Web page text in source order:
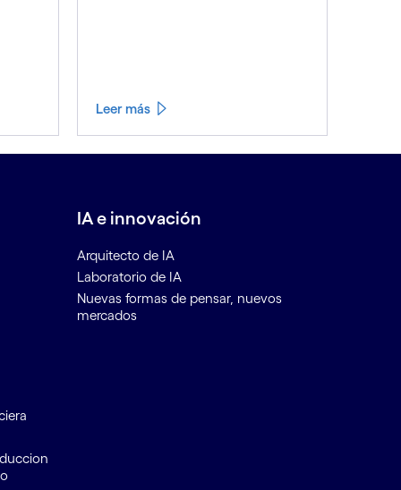
Leer más
IA e innovación
Arquitecto de IA
Laboratorio de IA
Nuevas formas de pensar, nuevos
mercados